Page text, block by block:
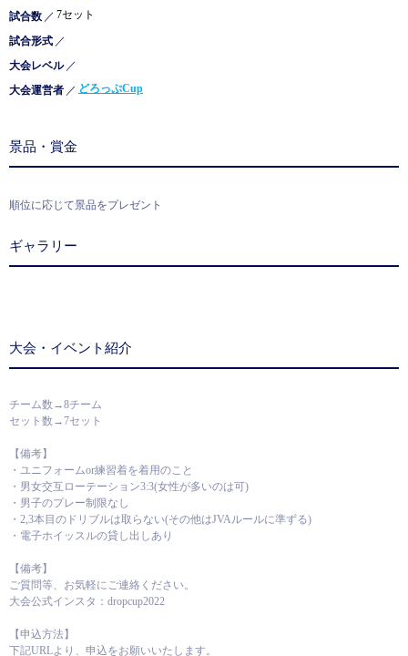
試合数 ／ 7セット
試合形式 ／
大会レベル ／
大会運営者 ／ どろっぷCup
景品・賞金
順位に応じて景品をプレゼント
ギャラリー
大会・イベント紹介
チーム数→8チーム
セット数→7セット
【備考】
・ユニフォームor練習着を着用のこと
・男女交互ローテーション3:3(女性が多いのは可)
・男子のプレー制限なし
・2,3本目のドリブルは取らない(その他はJVAルールに準ずる)
・電子ホイッスルの貸し出しあり
【備考】
ご質問等、お気軽にご連絡ください。
大会公式インスタ：dropcup2022
【申込方法】
下記URLより、申込をお願いいたします。